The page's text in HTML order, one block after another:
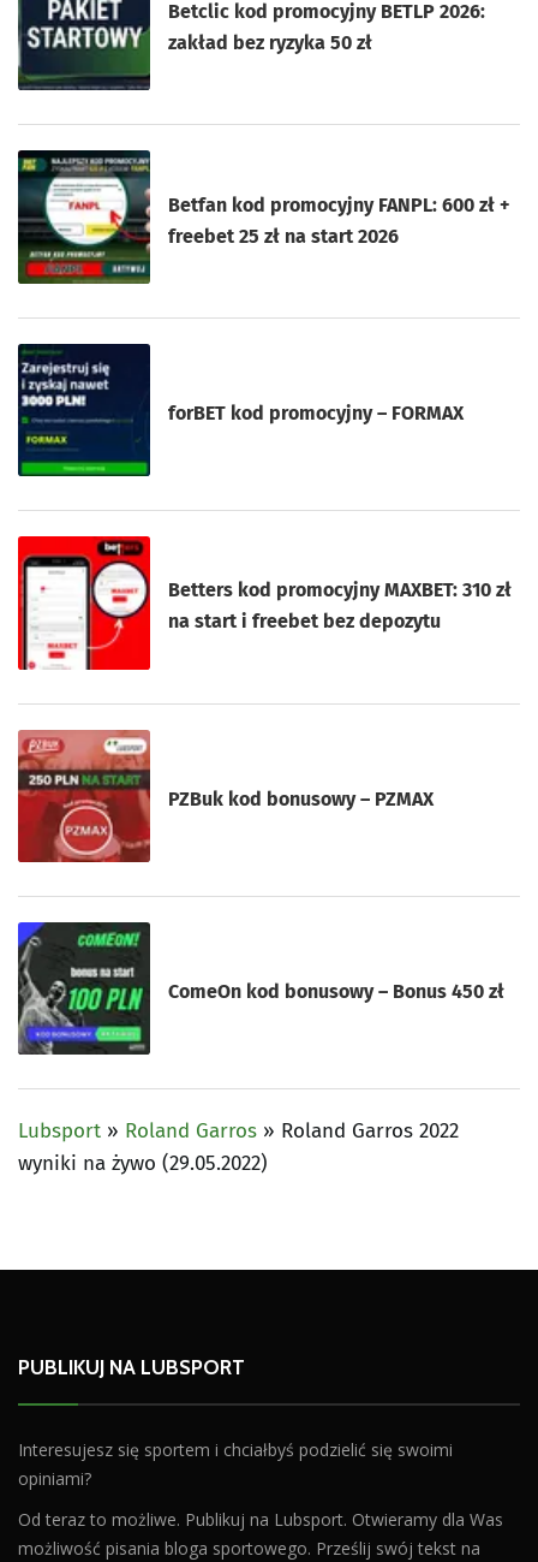
Betclic kod promocyjny BETLP 2026:
zakład bez ryzyka 50 zł
Betfan kod promocyjny FANPL: 600 zł +
freebet 25 zł na start 2026
forBET kod promocyjny – FORMAX
Betters kod promocyjny MAXBET: 310 zł
na start i freebet bez depozytu
PZBuk kod bonusowy – PZMAX
ComeOn kod bonusowy – Bonus 450 zł
Lubsport » Roland Garros » Roland Garros 2022
wyniki na żywo (29.05.2022)
PUBLIKUJ NA LUBSPORT
Interesujesz się sportem i chciałbyś podzielić się swoimi
opiniami?
Od teraz to możliwe. Publikuj na Lubsport. Otwieramy dla Was
możliwość pisania bloga sportowego. Prześlij swój tekst na